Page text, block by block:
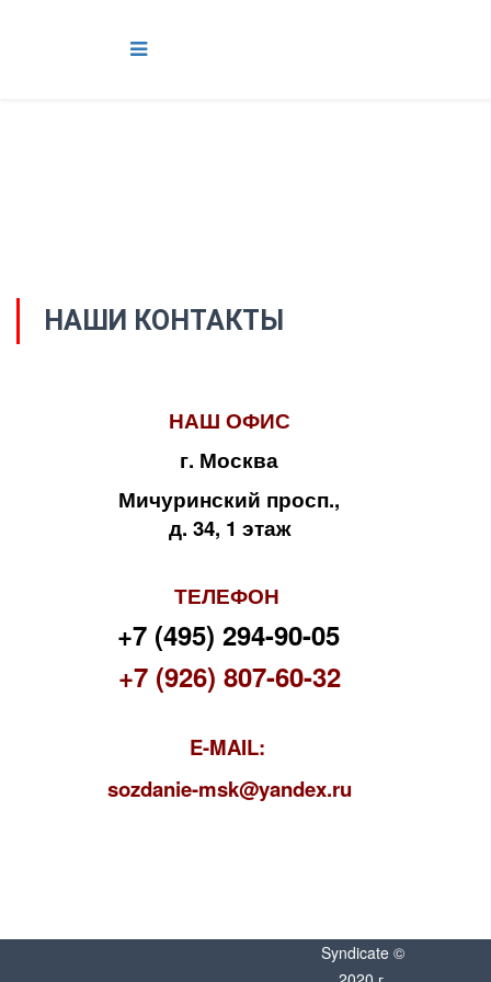
НАШИ КОНТАКТЫ
НАШ ОФИС
г. Москва
Мичуринский просп.,
д. 34, 1 этаж
ТЕЛЕФОН
+7 (495) 294-90-05
+7 (926) 807-60-32
E-MAIL:
sozdanie-msk@yandex.ru
Syndicate ©